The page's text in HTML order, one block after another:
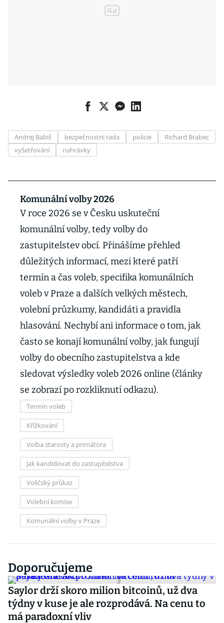
Andrej Babiš bezpečnostní rada policie
Richard Brabec
vyšetřování
nahrávky
Komunální volby 2026
V roce 2026 se v Česku uskuteční
komunální volby, tedy volby do
zastupitelstev obcí. Přinášíme přehled
důležitých informací, mezi které patří
termín a čas voleb, specifika komunálních
voleb v Praze a dalších velkých městech,
volební průzkumy, kandidáti a pravidla
hlasování. Nechybí ani informace o tom, jak
často se konají komunální volby, jak fungují
volby do obecního zastupitelstva a kde
sledovat výsledky voleb 2026 online (články
se zobrazí po rozkliknutí odkazu).
Termín voleb
Křížkování
Volba starosty a primátora
Jak kandidovat do zastupitelstva
Voličský průkaz
Volební komise
Komunální volby v Praze
Doporučujeme
Saylor drží skoro milion bitcoinů, už dva
týdny v kuse je ale rozprodává. Na cenu to
má paradoxní vliv